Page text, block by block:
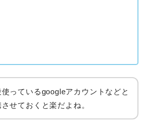
使っているgoogleアカウントなどと
せておくと楽だよね。